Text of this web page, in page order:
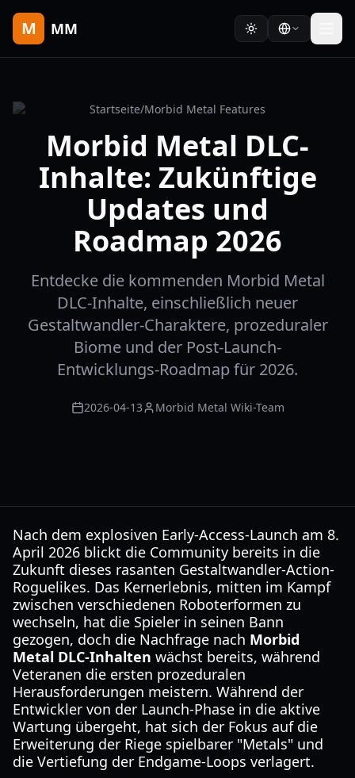
M MM
Startseite/Morbid Metal Features
Morbid Metal DLC-
Inhalte: Zukünftige
Updates und
Roadmap 2026
Entdecke die kommenden Morbid Metal
DLC-Inhalte, einschließlich neuer
Gestaltwandler-Charaktere, prozeduraler
Biome und der Post-Launch-
Entwicklungs-Roadmap für 2026.
2026-04-13 Morbid Metal Wiki-Team
Nach dem explosiven Early-Access-Launch am 8.
April 2026 blickt die Community bereits in die
Zukunft dieses rasanten Gestaltwandler-Action-
Roguelikes. Das Kernerlebnis, mitten im Kampf
zwischen verschiedenen Roboterformen zu
wechseln, hat die Spieler in seinen Bann
gezogen, doch die Nachfrage nach Morbid
Metal DLC-Inhalten wächst bereits, während
Veteranen die ersten prozeduralen
Herausforderungen meistern. Während der
Entwickler von der Launch-Phase in die aktive
Wartung übergeht, hat sich der Fokus auf die
Erweiterung der Riege spielbarer "Metals" und
die Vertiefung der Endgame-Loops verlagert.